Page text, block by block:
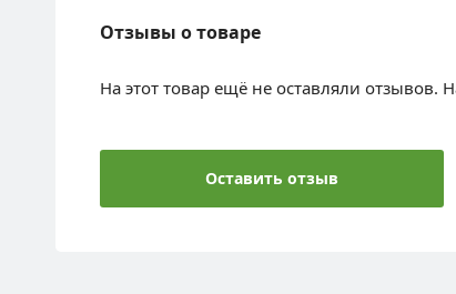
Отзывы о товаре
На этот товар ещё не оставляли отзывов.
Оставить отзыв